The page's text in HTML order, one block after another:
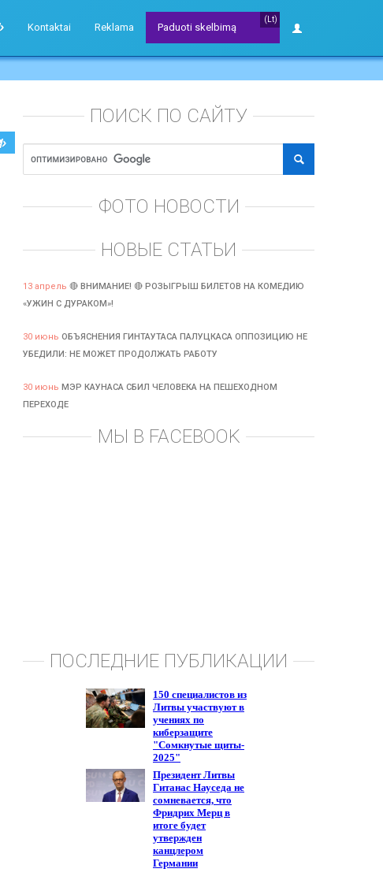
Kontaktai Reklama
(Lt)
Paduoti skelbimą
ПОИСК ПО САЙТУ
ФОТО НОВОСТИ
НОВЫЕ СТАТЬИ
13 апрель 🔴 ВНИМАНИЕ! 🔴 РОЗЫГРЫШ БИЛЕТОВ НА КОМЕДИЮ
«УЖИН С ДУРАКОМ»!
30 июнь ОБЪЯСНЕНИЯ ГИНТАУТАСА ПАЛУЦКАСА ОППОЗИЦИЮ НЕ
УБЕДИЛИ: НЕ МОЖЕТ ПРОДОЛЖАТЬ РАБОТУ
30 июнь МЭР КАУНАСА СБИЛ ЧЕЛОВЕКА НА ПЕШЕХОДНОМ
ПЕРЕХОДЕ
МЫ В FACEBOOK
ПОСЛЕДНИЕ ПУБЛИКАЦИИ